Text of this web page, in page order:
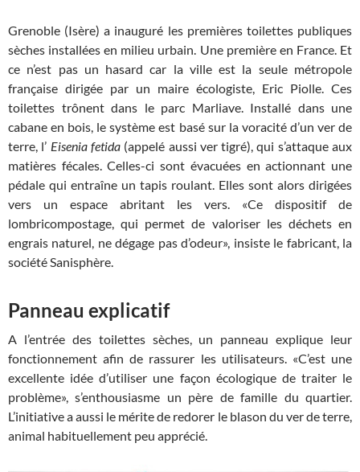
Grenoble (Isère) a inauguré les premières toilettes publiques
sèches installées en milieu urbain. Une première en France. Et
ce n’est pas un hasard car la ville est la seule métropole
française dirigée par un maire écologiste, Eric Piolle. Ces
toilettes trônent dans le parc Marliave. Installé dans une
cabane en bois, le système est basé sur la voracité d’un ver de
terre, l’ Eisenia fetida(appelé aussi ver tigré), qui s’attaque aux
matières fécales. Celles-ci sont évacuées en actionnant une
pédale qui entraîne un tapis roulant. Elles sont alors dirigées
vers un espace abritant les vers. «Ce dispositif de
lombricompostage, qui permet de valoriser les déchets en
engrais naturel, ne dégage pas d’odeur», insiste le fabricant, la
société Sanisphère.
Panneau explicatif
A l’entrée des toilettes sèches, un panneau explique leur
fonctionnement afin de rassurer les utilisateurs. «C’est une
excellente idée d’utiliser une façon écologique de traiter le
problème», s’enthousiasme un père de famille du quartier.
L’initiative a aussi le mérite de redorer le blason du ver de terre,
animal habituellement peu apprécié.